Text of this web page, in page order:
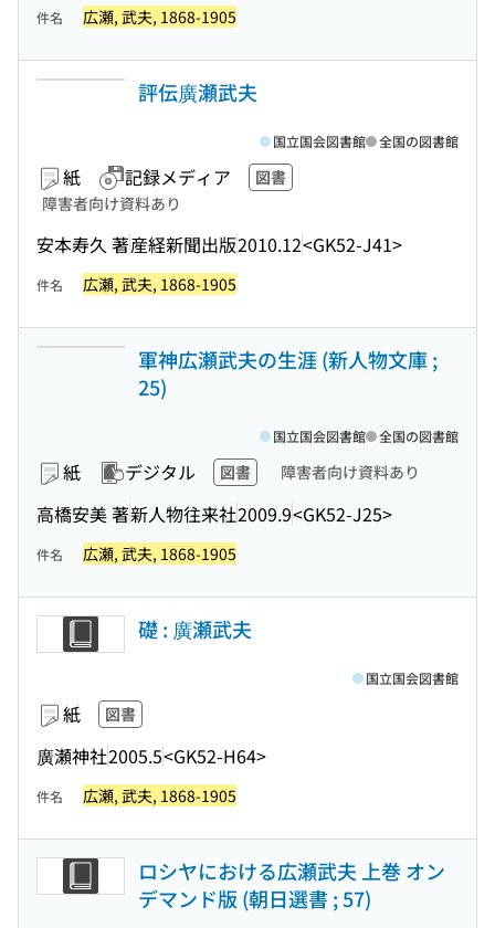
件名 広瀬, 武夫, 1868-1905
評伝廣瀬武夫
紙 記録メディア
図書
障害者向け資料あり
安本寿久 著産経新聞出版2010.12<GK52-J41>
国立国会図書館 全国の図書館
件名 広瀬, 武夫, 1868-1905
軍神広瀬武夫の生涯 (新人物文庫 ;
25)
紙 デジタル 図書 障害者向け資料あり
高橋安美 著新人物往来社2009.9<GK52-J25>
国立国会図書館 全国の図書館
件名 広瀬, 武夫, 1868-1905
礎 : 廣瀬武夫
紙 図書
廣瀬神社2005.5<GK52-H64>
国立国会図書館
件名 広瀬, 武夫, 1868-1905
ロシヤにおける広瀬武夫 上巻 オン
デマンド版 (朝日選書 ; 57)